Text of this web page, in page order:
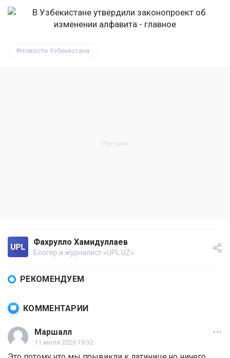
Новости Узбекистана
Фахрулло Хамидуллаев
Блогер и журналист «UPL.UZ»
РЕКОМЕНДУЕМ
КОММЕНТАРИИ
Маршалл
11 июля 2026 19:32